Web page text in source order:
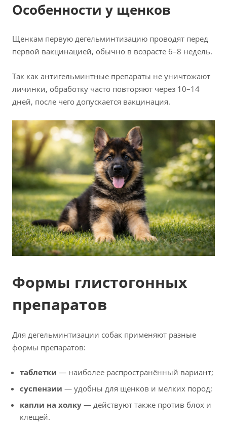
Особенности у щенков
Щенкам первую дегельминтизацию проводят перед
первой вакцинацией, обычно в возрасте 6–8 недель.
Так как антигельминтные препараты не уничтожают
личинки, обработку часто повторяют через 10–14
дней, после чего допускается вакцинация.
Формы глистогонных
препаратов
Для дегельминтизации собак применяют разные
формы препаратов:
таблетки — наиболее распространённый вариант;
суспензии — удобны для щенков и мелких пород;
капли на холку — действуют также против блох и
клещей.